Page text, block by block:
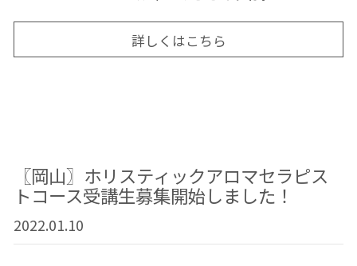
詳しくはこちら
〖岡山〗ホリスティックアロマセラピス
トコース受講生募集開始しました！
2022.01.10